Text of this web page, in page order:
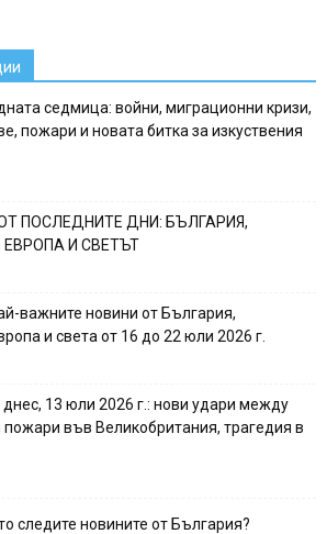
седмица: войни, миграционни кризи,
пожари и новата битка за изкуствения
ПОСЛЕДНИТЕ ДНИ: БЪЛГАРИЯ,
И СВЕТЪТ
важните новини от България,
и света от 16 до 22 юли 2026 г.
13 юли 2026 г.: нови удари между
във Великобритания, трагедия в
следите новините от България?